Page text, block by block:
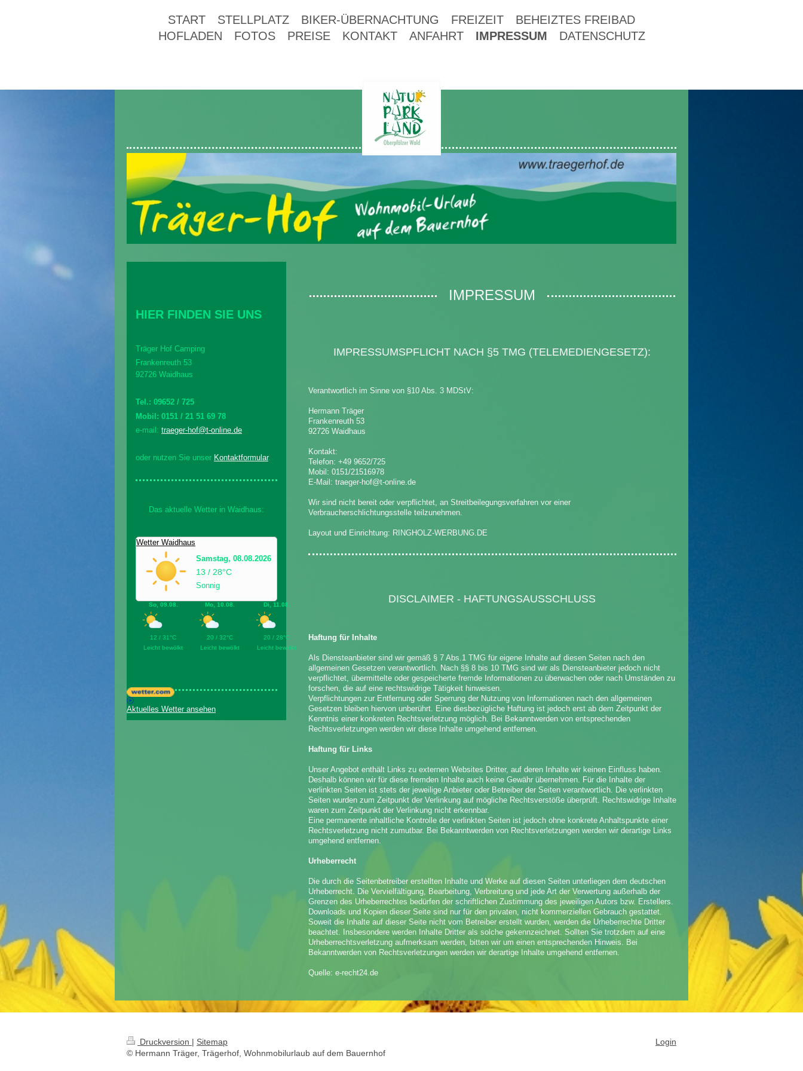
START STELLPLATZ BIKER-ÜBERNACHTUNG FREIZEIT
BEHEIZTES FREIBAD
HOFLADEN
FOTOS PREISE KONTAKT ANFAHRT IMPRESSUM DATENSCHUTZ
IMPRESSUM
IMPRESSUMSPFLICHT NACH §5 TMG (TELEMEDIENGESETZ):
Verantwortlich im Sinne von §10 Abs. 3 MDStV:
Hermann Träger
Frankenreuth 53
92726 Waidhaus
Kontakt:
Telefon: +49 9652/725
Mobil: 0151/21516978
E-Mail: traeger-hof@t-online.de
Wir sind nicht bereit oder verpflichtet, an Streitbeilegungsverfahren vor einer
Verbraucherschlichtungsstelle teilzunehmen.
Layout und Einrichtung: RINGHOLZ-WERBUNG.DE
DISCLAIMER - HAFTUNGSAUSSCHLUSS
Haftung für Inhalte
Als Diensteanbieter sind wir gemäß § 7 Abs.1 TMG für eigene Inhalte auf diesen Seiten nach den
allgemeinen Gesetzen verantwortlich. Nach §§ 8 bis 10 TMG sind wir als Diensteanbieter jedoch nicht
verpflichtet, übermittelte oder gespeicherte fremde Informationen zu überwachen oder nach Umständen zu
forschen, die auf eine rechtswidrige Tätigkeit hinweisen.
Verpflichtungen zur Entfernung oder Sperrung der Nutzung von Informationen nach den allgemeinen
Gesetzen bleiben hiervon unberührt. Eine diesbezügliche Haftung ist jedoch erst ab dem Zeitpunkt der
Kenntnis einer konkreten Rechtsverletzung möglich. Bei Bekanntwerden von entsprechenden
Rechtsverletzungen werden wir diese Inhalte umgehend entfernen.
Haftung für Links
Unser Angebot enthält Links zu externen Websites Dritter, auf deren Inhalte wir keinen Einfluss haben.
Deshalb können wir für diese fremden Inhalte auch keine Gewähr übernehmen. Für die Inhalte der
verlinkten Seiten ist stets der jeweilige Anbieter oder Betreiber der Seiten verantwortlich. Die verlinkten
Seiten wurden zum Zeitpunkt der Verlinkung auf mögliche Rechtsverstöße überprüft. Rechtswidrige Inhalte
waren zum Zeitpunkt der Verlinkung nicht erkennbar.
Eine permanente inhaltliche Kontrolle der verlinkten Seiten ist jedoch ohne konkrete Anhaltspunkte einer
Rechtsverletzung nicht zumutbar. Bei Bekanntwerden von Rechtsverletzungen werden wir derartige Links
umgehend entfernen.
Urheberrecht
Die durch die Seitenbetreiber erstellten Inhalte und Werke auf diesen Seiten unterliegen dem deutschen
Urheberrecht. Die Vervielfältigung, Bearbeitung, Verbreitung und jede Art der Verwertung außerhalb der
Grenzen des Urheberrechtes bedürfen der schriftlichen Zustimmung des jeweiligen Autors bzw. Erstellers.
Downloads und Kopien dieser Seite sind nur für den privaten, nicht kommerziellen Gebrauch gestattet.
Soweit die Inhalte auf dieser Seite nicht vom Betreiber erstellt wurden, werden die Urheberrechte Dritter
beachtet. Insbesondere werden Inhalte Dritter als solche gekennzeichnet. Sollten Sie trotzdem auf eine
Urheberrechtsverletzung aufmerksam werden, bitten wir um einen entsprechenden Hinweis. Bei
Bekanntwerden von Rechtsverletzungen werden wir derartige Inhalte umgehend entfernen.
Quelle: e-recht24.de
HIER FINDEN SIE UNS
Träger Hof Camping
Frankenreuth 53
92726 Waidhaus
Tel.: 09652 / 725
Mobil: 0151 / 21 51 69 78
e-mail:traeger-hof@t-online.de
oder nutzen Sie unser Kontaktformular.
Das aktuelle Wetter in Waidhaus:
Wetter Waidhaus
Samstag, 08.08.2026
13 / 28°C
Sonnig
So, 09.08.
12 / 31°C
Leicht bewölkt
Mo, 10.08.
20 / 32°C
Leicht bewölkt
Di, 11.08.
20 / 28°C
Leicht bewölkt
Aktuelles Wetter ansehen
Druckversion | Sitemap
© Hermann Träger, Trägerhof, Wohnmobilurlaub auf dem Bauernhof
Login